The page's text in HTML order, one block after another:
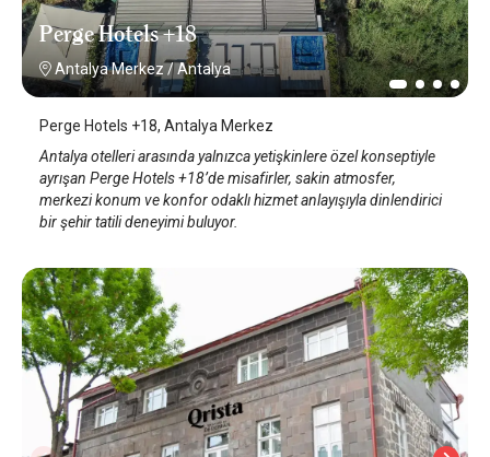
Perge Hotels +18
Antalya Merkez /Antalya
Perge Hotels +18, Antalya Merkez
Antalya otelleri arasında yalnızca yetişkinlere özel konseptiyle
ayrışan Perge Hotels +18’de misafirler, sakin atmosfer,
merkezi konum ve konfor odaklı hizmet anlayışıyla dinlendirici
bir şehir tatili deneyimi buluyor.